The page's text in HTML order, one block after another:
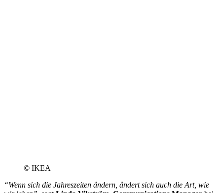
© IKEA
“Wenn sich die Jahreszeiten ändern, ändert sich auch die Art, wie